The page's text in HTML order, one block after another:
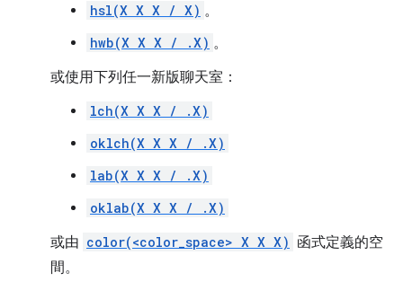
hsl(X X X / X) 。
hwb(X X X / .X) 。
或使用下列任一新版聊天室：
lch(X X X / .X)
oklch(X X X / .X)
lab(X X X / .X)
oklab(X X X / .X)
或由 color(<color_space> X X X) 函式定義的空
間。